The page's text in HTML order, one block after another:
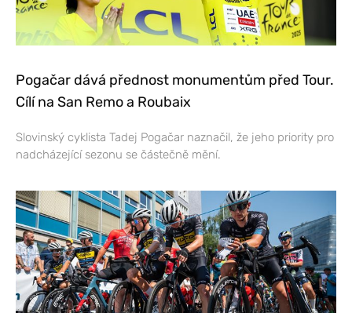
Pogačar dává přednost monumentům před Tour.
Cílí na San Remo a Roubaix
Slovinský cyklista Tadej Pogačar naznačil, že jeho priority pro
nadcházející sezonu se částečně mění.